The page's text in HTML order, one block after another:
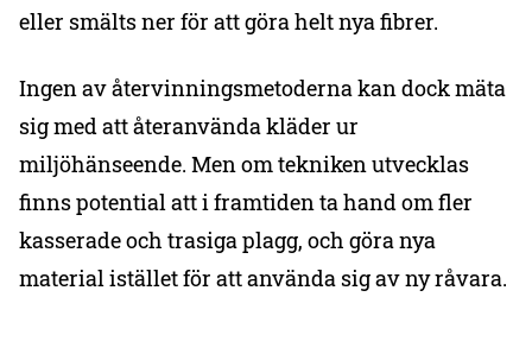
eller smälts ner för att göra helt nya fibrer.
Ingen av återvinningsmetoderna kan dock mäta
sig med att återanvända kläder ur
miljöhänseende. Men om tekniken utvecklas
finns potential att i framtiden ta hand om fler
kasserade och trasiga plagg, och göra nya
material istället för att använda sig av ny råvara.